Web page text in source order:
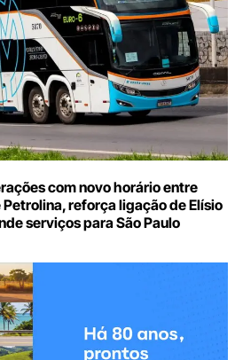
com novo horário entre
reforça ligação de Elísio
serviços para São Paulo